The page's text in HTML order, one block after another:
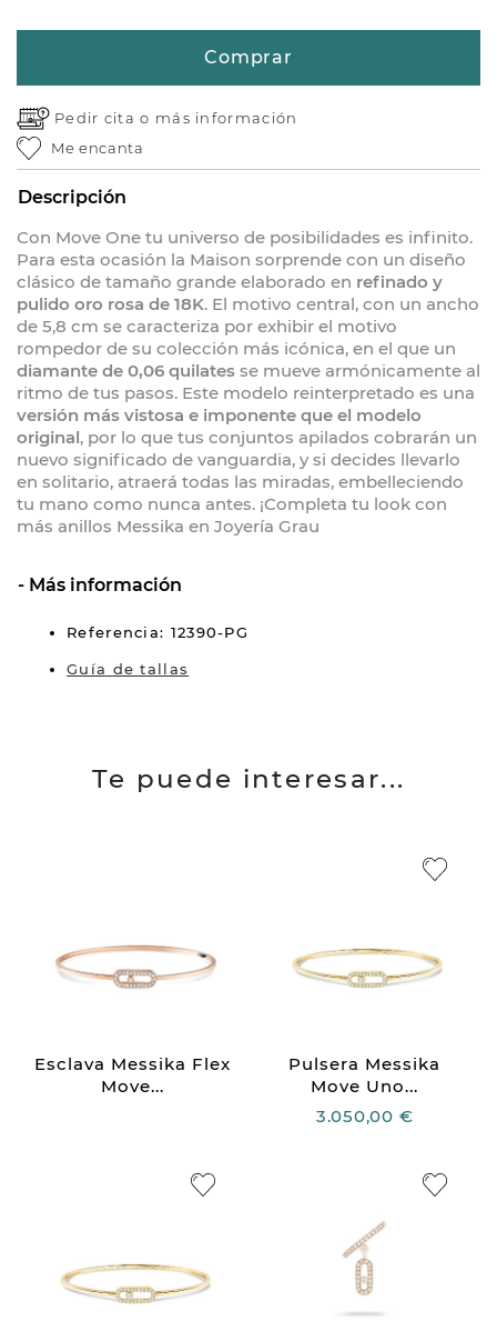
Comprar
Pedir cita o más información
Me encanta
Descripción
Con Move One tu universo de posibilidades es infinito.
Para esta ocasión la Maison sorprende con un diseño
clásico de tamaño grande elaborado en refinado y
pulido oro rosa de 18K. El motivo central, con un ancho
de 5,8 cm se caracteriza por exhibir el motivo
rompedor de su colección más icónica, en el que un
diamante de 0,06 quilates se mueve armónicamente al
ritmo de tus pasos. Este modelo reinterpretado es una
versión más vistosa e imponente que el modelo
original, por lo que tus conjuntos apilados cobrarán un
nuevo significado de vanguardia, y si decides llevarlo
en solitario, atraerá todas las miradas, embelleciendo
tu mano como nunca antes. ¡Completa tu look con
más anillos Messika en Joyería Grau
Más información
Referencia: 12390-PG
Guía de tallas
Te puede interesar...
Esclava Messika Flex
Move...
Pulsera Messika
Move Uno...
3.050,00 €